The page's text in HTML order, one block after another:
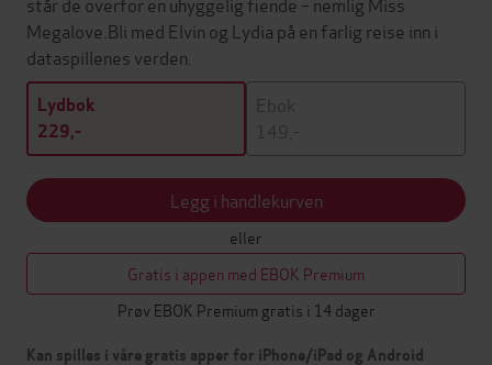
Megalove.Bli med Elvin og Lydia på en farlig reise inn i
dataspillenes verden.
Lydbok
229,-
Ebok
149,-
Legg i handlekurven
eller
Gratis i appen med EBOK Premium
Prøv EBOK Premium gratis i 14 dager
Kan spilles i våre gratis apper for iPhone/iPad og Android